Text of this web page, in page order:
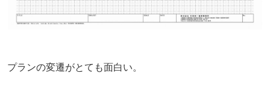
プランの変遷がとても面白い。